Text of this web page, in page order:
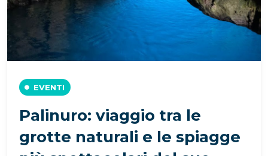
EVENTI
Palinuro: viaggio tra le
grotte naturali e le spiagge